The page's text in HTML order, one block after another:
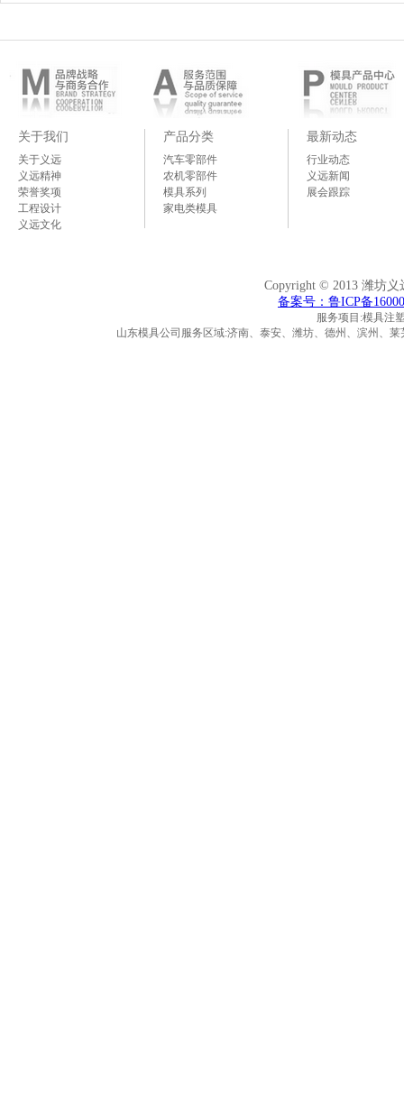
关于我们
关于义远
义远精神
荣誉奖项
工程设计
义远文化
产品分类
汽车零部件
农机零部件
模具系列
家电类模具
最新动态
行业动态
义远新闻
展会跟踪
Copyright © 2013 潍坊
备案号：鲁ICP备
服务项目:模具注
山东模具公司服务区域:济南、泰安、潍坊、德州、滨州、